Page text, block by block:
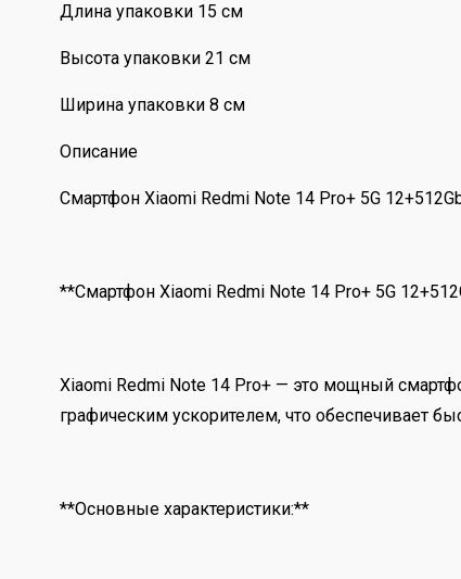
Длина упаковки 15 см
Высота упаковки 21 см
Ширина упаковки 8 см
Описание
Смартфон Xiaomi Redmi Note 14 Pro+ 5G
**Смартфон Xiaomi Redmi Note 14 Pro+ 5G
Xiaomi Redmi Note 14 Pro+ — это мощный
графическим ускорителем, что обеспечивает
**Основные характеристики:**